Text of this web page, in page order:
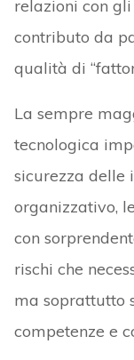
relazioni con
contributo da
qualità di
La sempre
tecnologica
sicurezza delle
organizzativo,
con
rischi che
ma soprattutto
competenze e